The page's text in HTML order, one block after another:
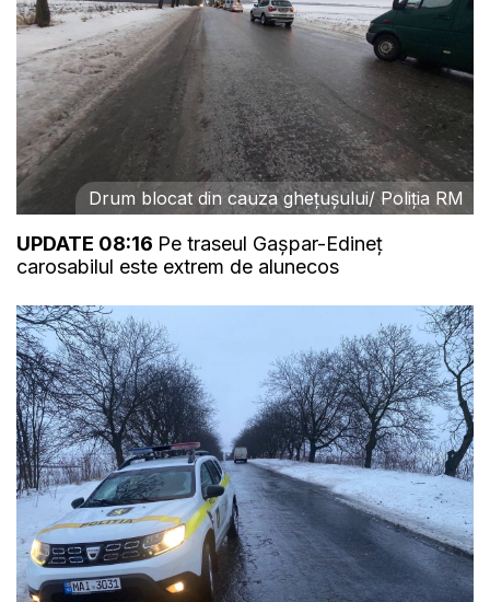
Drum blocat din cauza ghețușului/ Poliția RM
UPDATE 08:16 Pe traseul Gașpar-Edineț
carosabilul este extrem de alunecos